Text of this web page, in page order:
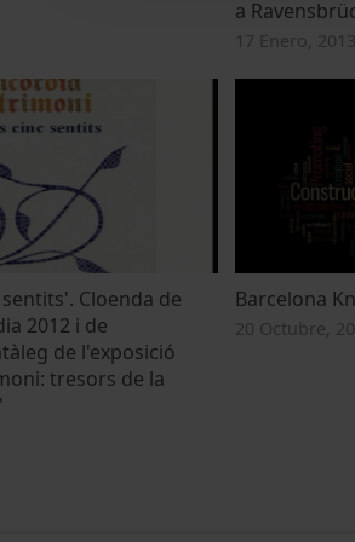
a
17 Enero, 2013
Cloenda de
2012 i de
de l'exposició
tresors de la
Barcelona
20 Octubre,